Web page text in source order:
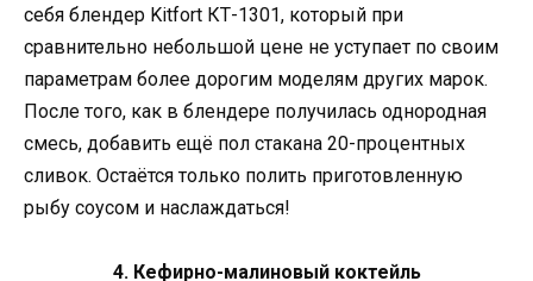
себя блендер Kitfort КТ-1301, который при
сравнительно небольшой цене не уступает по своим
параметрам более дорогим моделям других марок.
После того, как в блендере получилась однородная
смесь, добавить ещё пол стакана 20-процентных
сливок. Остаётся только полить приготовленную
рыбу соусом и наслаждаться!
4. Кефирно-малиновый коктейль